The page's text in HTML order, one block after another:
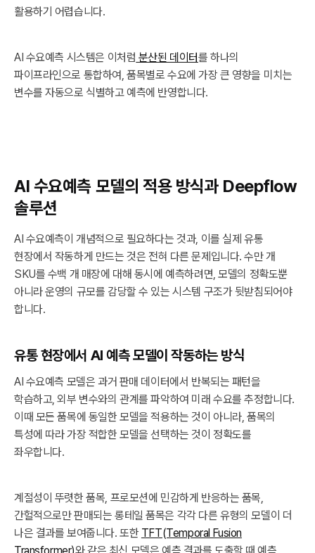
활용하기 어렵습니다.
AI 수요예측 시스템은 이처럼 분산된 데이터를 하나의
파이프라인으로 통합하여, 품목별로 수요에 가장 큰 영향을 미치는
변수를 자동으로 식별하고 예측에 반영합니다.
AI 수요예측 모델의 적용 방식과 Deepflow
솔루션
AI 수요예측이 개념적으로 필요하다는 것과, 이를 실제 유통
현장에서 작동하게 만드는 것은 전혀 다른 문제입니다. 수만 개
SKU를 수백 개 매장에 대해 동시에 예측하려면, 모델의 정확도뿐
아니라 운영의 규모를 감당할 수 있는 시스템 구조가 뒷받침되어야
합니다.
유통 현장에서 AI 예측 모델이 작동하는 방식
AI 수요예측 모델은 과거 판매 데이터에서 반복되는 패턴을
학습하고, 외부 변수와의 관계를 파악하여 미래 수요를 추정합니다.
이때 모든 품목에 동일한 모델을 적용하는 것이 아니라, 품목의
특성에 따라 가장 적합한 모델을 선택하는 것이 정확도를
좌우합니다.
계절성이 뚜렷한 품목, 프로모션에 민감하게 반응하는 품목,
간헐적으로만 판매되는 롱테일 품목은 각각 다른 유형의 모델이 더
나은 결과를 보여줍니다. 또한 TFT(Temporal Fusion